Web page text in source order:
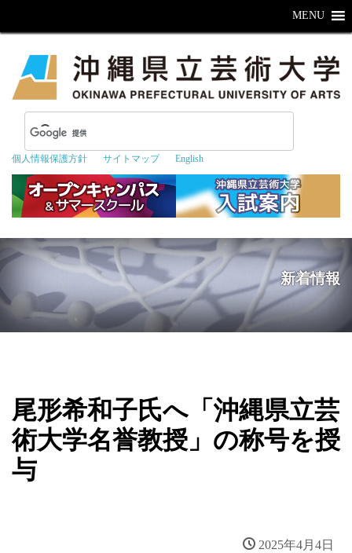
個人情報保護方針 サイトマップ English
MENU
新着情報
尾形希和子氏へ「沖縄県立芸
術大学名誉教授」の称号を授
与
2025年4月4日